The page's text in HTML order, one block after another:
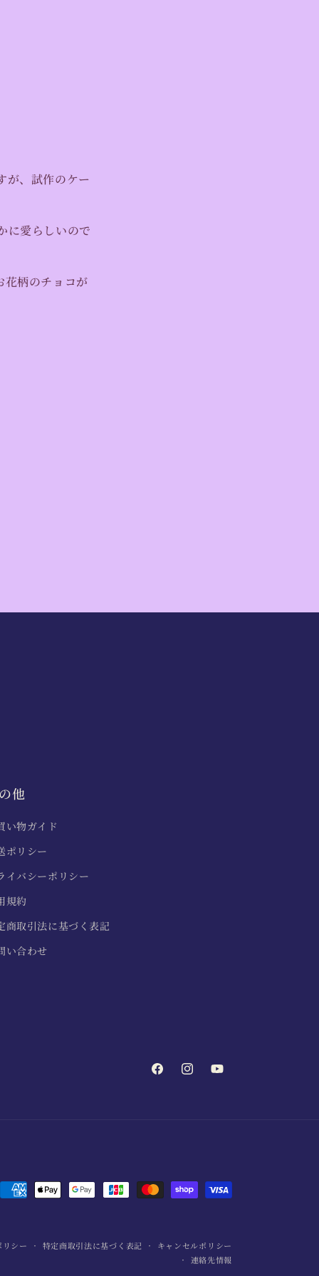
が、試作のケー
に愛らしいので
花柄のチョコが
他
い物ガイド
ポリシー
イバシーポリシー
規約
商取引法に基づく表記
い合わせ
FacebookInstagramYouTube
法シー 特定商取引法に基づく表記
キャンセルポリシー
連絡先情報